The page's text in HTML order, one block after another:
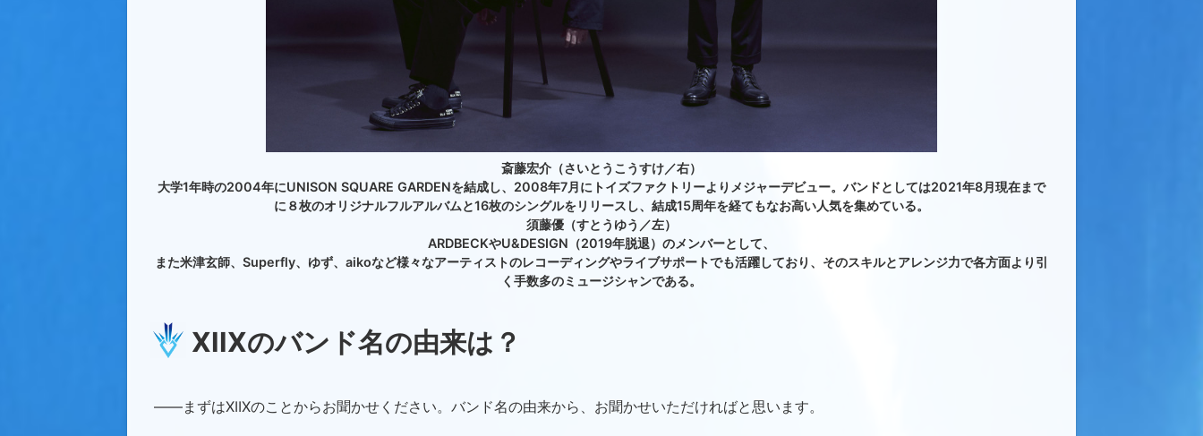
斎藤宏介（さいとうこうすけ／右）
大学1年時の2004年にUNISON SQUARE GARDENを結成し、2008年7月にトイズファクトリーよりメジャーデビュー。バンドとしては2021年8月現在まで
に８枚のオリジナルフルアルバムと16枚のシングルをリリースし、結成15周年を経てもなお高い人気を集めている。
須藤優（すとうゆう／左）
ARDBECKやU&DESIGN（2019年脱退）のメンバーとして、
また米津玄師、Superfly、ゆず、aikoなど様々なアーティストのレコーディングやライブサポートでも活躍しており、そのスキルとアレンジ力で各方面より引
く手数多のミュージシャンである。
XIIXのバンド名の由来は？
――まずはXIIXのことからお聞かせください。バンド名の由来から、お聞かせいただければと思います。